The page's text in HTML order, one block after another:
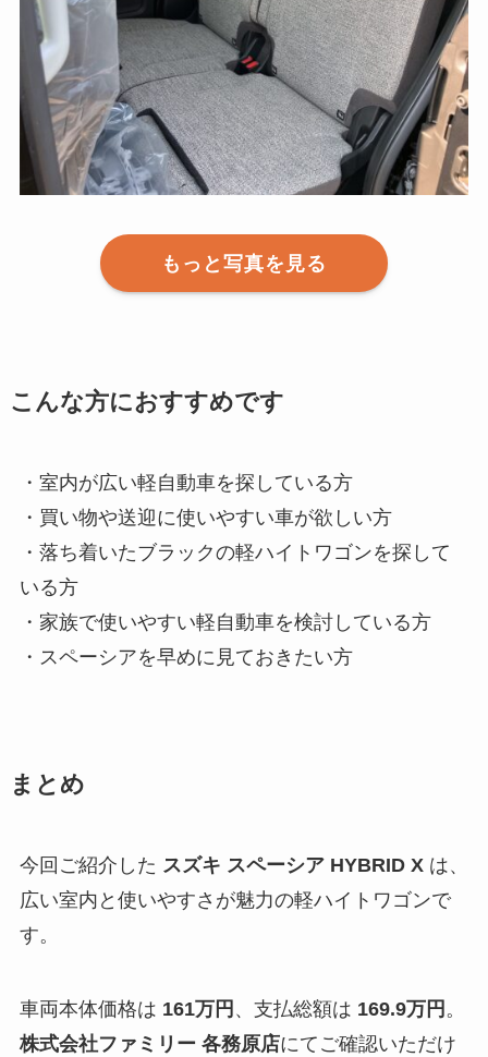
もっと写真を見る
こんな方におすすめです
・室内が広い軽自動車を探している方
・買い物や送迎に使いやすい車が欲しい方
・落ち着いたブラックの軽ハイトワゴンを探して
いる方
・家族で使いやすい軽自動車を検討している方
・スペーシアを早めに見ておきたい方
まとめ
今回ご紹介した スズキ スペーシア HYBRID Xは、
広い室内と使いやすさが魅力の軽ハイトワゴンで
す。
車両本体価格は 161万円 、支払総額は 169.9万円 。
株式会社ファミリー 各務原店にてご確認いただけ